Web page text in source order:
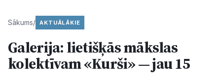
Ziņas
Sākums/ AKTUĀLĀKIE
Galerija: lietišķās mākslas
kolektīvam «Kurši» — jau 15